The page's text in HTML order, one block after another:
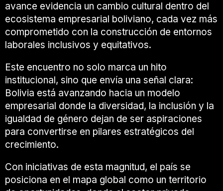
avance evidencia un cambio cultural dentro del
ecosistema empresarial boliviano, cada vez más
comprometido con la construcción de entornos
laborales inclusivos y equitativos.
Este encuentro no solo marca un hito
institucional, sino que envía una señal clara:
Bolivia está avanzando hacia un modelo
empresarial donde la diversidad, la inclusión y la
igualdad de género dejan de ser aspiraciones
para convertirse en pilares estratégicos del
crecimiento.
Con iniciativas de esta magnitud, el país se
posiciona en el mapa global como un territorio